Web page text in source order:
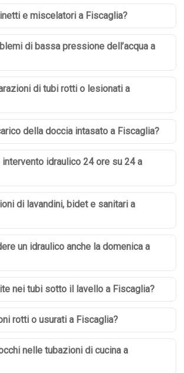
e miscelatori a Fiscaglia?
di bassa pressione dell’acqua a
di tubi rotti o lesionati a
della doccia intasato a Fiscaglia?
idraulico 24 ore su 24 a
di lavandini, bidet e sanitari a
un idraulico anche la domenica a
nei tubi sotto il lavello a Fiscaglia?
rotti o usurati a Fiscaglia?
nelle tubazioni di cucina a